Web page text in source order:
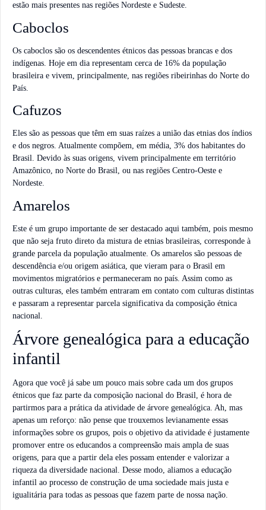
estão mais presentes nas regiões Nordeste e Sudeste.
Caboclos
Os caboclos são os descendentes étnicos das pessoas brancas e dos
indígenas. Hoje em dia representam cerca de 16% da população
brasileira e vivem, principalmente, nas regiões ribeirinhas do Norte do
País.
Cafuzos
Eles são as pessoas que têm em suas raízes a união das etnias dos índios
e dos negros. Atualmente compõem, em média, 3% dos habitantes do
Brasil. Devido às suas origens, vivem principalmente em território
Amazônico, no Norte do Brasil, ou nas regiões Centro-Oeste e
Nordeste.
Amarelos
Este é um grupo importante de ser destacado aqui também, pois mesmo
que não seja fruto direto da mistura de etnias brasileiras, corresponde à
grande parcela da população atualmente. Os amarelos são pessoas de
descendência e/ou origem asiática, que vieram para o Brasil em
movimentos migratórios e permaneceram no país. Assim como as
outras culturas, eles também entraram em contato com culturas distintas
e passaram a representar parcela significativa da composição étnica
nacional.
Árvore genealógica para a educação
infantil
Agora que você já sabe um pouco mais sobre cada um dos grupos
étnicos que faz parte da composição nacional do Brasil, é hora de
partirmos para a prática da atividade de árvore genealógica. Ah, mas
apenas um reforço: não pense que trouxemos levianamente essas
informações sobre os grupos, pois o objetivo da atividade é justamente
promover entre os educandos a compreensão mais ampla de suas
origens, para que a partir dela eles possam entender e valorizar a
riqueza da diversidade nacional. Desse modo, aliamos a educação
infantil ao processo de construção de uma sociedade mais justa e
igualitária para todas as pessoas que fazem parte de nossa nação.